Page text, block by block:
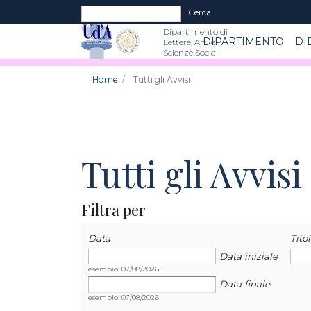
Form di ricerca
Cerca
Dipartimento di
Lettere, Arti e
Scienze Sociali
DIPARTIMENTO
Home Tutti gli Avvisi
Tutti gli Avvisi
Filtra per
Data
Data iniziale
Data
esempio: 07/08/2026
Data finale
Data
esempio: 07/08/2026